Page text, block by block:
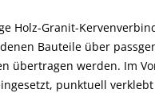
Holz-Granit-
Bauteile über
übertragen werden. Im
punktuell